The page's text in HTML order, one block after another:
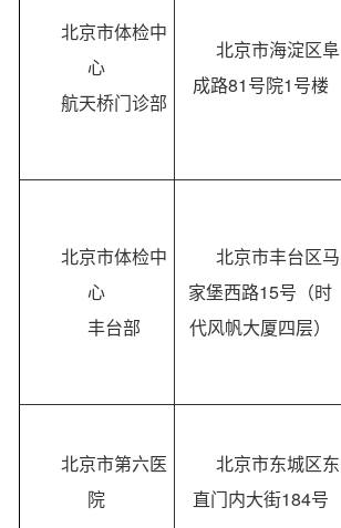
北京市体检中
心
航天桥门诊部
北京市海淀区阜
成路81号院1号楼
北京市体检中
心
丰台部
北京市丰台区马
家堡西路15号（时
代风帆大厦四层）
北京市第六医
院
北京市东城区东
直门内大街184号